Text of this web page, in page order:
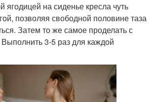
ягодицей на сиденье кресла чуть
позволяя свободной половине таза
Затем то же самое проделать с
Выполнить 3-5 раз для каждой